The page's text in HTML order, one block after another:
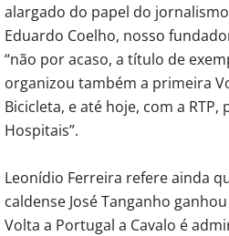
alargado do papel do
Eduardo Coelho, nosso
“não por acaso, a título de
organizou também a primeira
Bicicleta, e até hoje, com a
Hospitais”.
Leonídio Ferreira refere ainda
caldense José Tanganho
Volta a Portugal a Cavalo é